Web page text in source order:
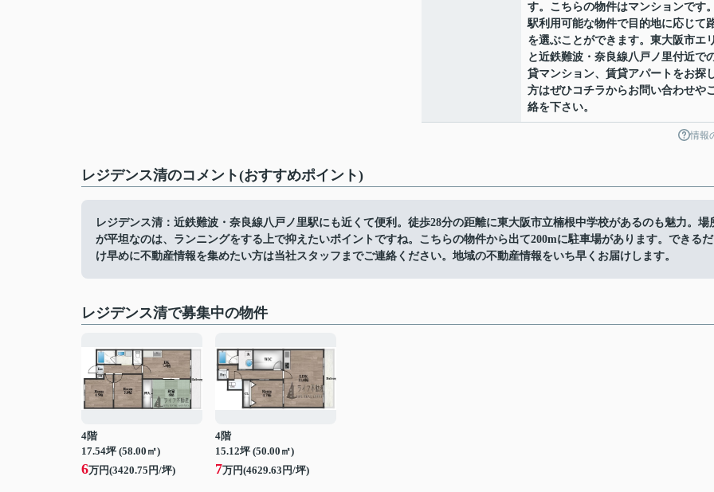
す。こちらの物件はマンションです
駅利用可能な物件で目的地に応じて
を選ぶことができます。東大阪市エ
と近鉄難波・奈良線八戸ノ里付近で
貸マンション、賃貸アパートをお探
方はぜひコチラからお問い合わせや
絡を下さい。
情報
レジデンス清のコメント(おすすめポイント)
レジデンス清：近鉄難波・奈良線八戸ノ里駅にも近くて便利。徒歩28分の距離に東大阪市立楠根中学校があるのも魅力。場
が平坦なのは、ランニングをする上で抑えたいポイントですね。こちらの物件から出て200mに駐車場があります。できるだ
け早めに不動産情報を集めたい方は当社スタッフまでご連絡ください。地域の不動産情報をいち早くお届けします。
レジデンス清で募集中の物件
4階
17.54坪 (58.00㎡)
6万円(3420.75円/坪)
4階
15.12坪 (50.00㎡)
7万円(4629.63円/坪)